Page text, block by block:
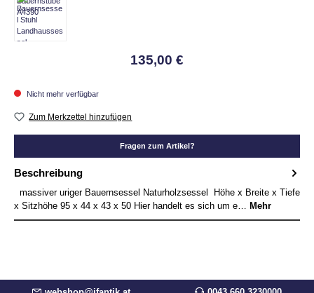
135,00 €
Nicht mehr verfügbar
Zum Merkzettel hinzufügen
Fragen zum Artikel?
Beschreibung
massiver uriger Bauernsessel Naturholzsessel Höhe x Breite x Tiefe
x Sitzhöhe 95 x 44 x 43 x 50 Hier handelt es sich um e… Mehr